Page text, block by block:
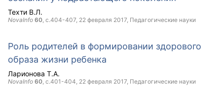
Техти В.Л.
NovaInfo 60, с.404-407, 22 февраля 2017, Педагогические науки
Роль родителей в формировании здорового
образа жизни ребенка
Ларионова Т.А.
NovaInfo 60, с.401-404, 22 февраля 2017, Педагогические науки